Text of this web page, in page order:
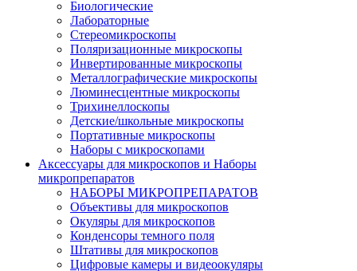
Биологические
Лабораторные
Стереомикроскопы
Поляризационные микроскопы
Инвертированные микроскопы
Металлографические микроскопы
Люминесцентные микроскопы
Трихинеллоскопы
Детские/школьные микроскопы
Портативные микроскопы
Наборы с микроскопами
Аксессуары для микроскопов и Наборы
микропрепаратов
НАБОРЫ МИКРОПРЕПАРАТОВ
Объективы для микроскопов
Окуляры для микроскопов
Конденсоры темного поля
Штативы для микроскопов
Цифровые камеры и видеоокуляры